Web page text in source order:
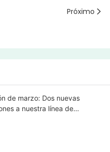
Próximo
de marzo: Dos nuevas
a nuestra línea de